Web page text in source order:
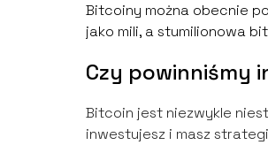
Bitcoiny można obecnie
jako mili, a stumilionowa
Czy powinniśmy
Bitcoin jest niezwykle
inwestujesz i masz